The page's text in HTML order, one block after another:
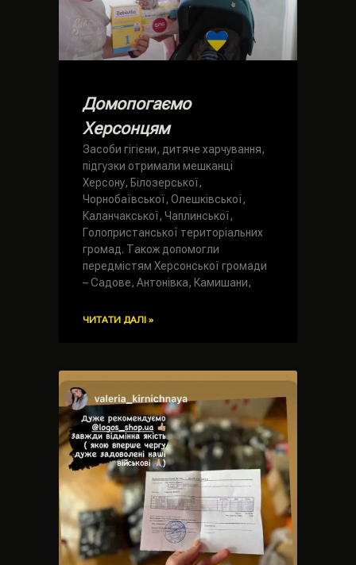
Домопогаємо
Херсонцям
Засоби гігієни, дитяче харчування,
підгузки отримали мешканці
Херсону, Білозерської,
Чорнобаївської, Олешківської,
Каланчакської, Чаплинської,
Голопристанської територіальних
громад. Також допомогли
передмістям Херсонської громади
– Садове, Антонівка, Камишани,
ЧИТАТИ ДАЛІ »